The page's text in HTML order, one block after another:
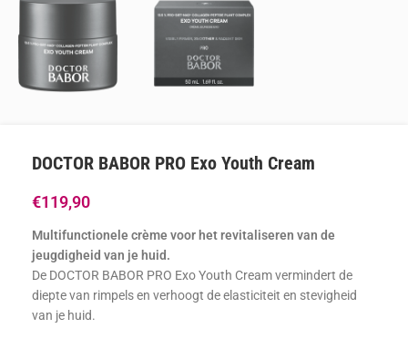
DOCTOR BABOR PRO Exo Youth Cream
€119,90
Multifunctionele crème voor het revitaliseren van de
jeugdigheid van je huid.
De DOCTOR BABOR PRO Exo Youth Cream vermindert de
diepte van rimpels en verhoogt de elasticiteit en stevigheid
van je huid.